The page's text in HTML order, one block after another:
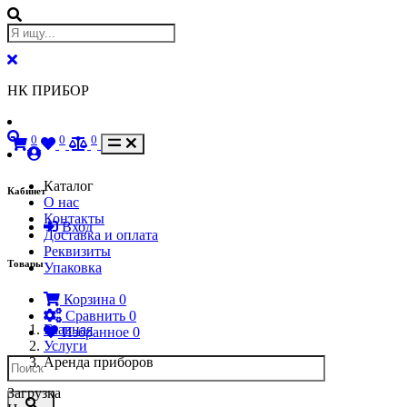
НК ПРИБОР
Кабинет
Вход
Товары
Корзина 0
Сравнить 0
Избранное 0
0 0 0
Каталог
О нас
Контакты
Доставка и оплата
Реквизиты
Упаковка
Главная
Услуги
Аренда приборов
Загрузка